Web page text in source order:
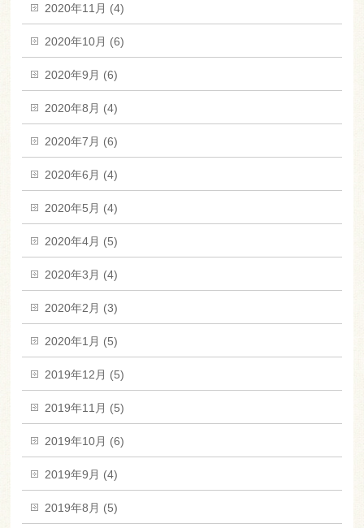
2020年11月 (4)
2020年10月 (6)
2020年9月 (6)
2020年8月 (4)
2020年7月 (6)
2020年6月 (4)
2020年5月 (4)
2020年4月 (5)
2020年3月 (4)
2020年2月 (3)
2020年1月 (5)
2019年12月 (5)
2019年11月 (5)
2019年10月 (6)
2019年9月 (4)
2019年8月 (5)